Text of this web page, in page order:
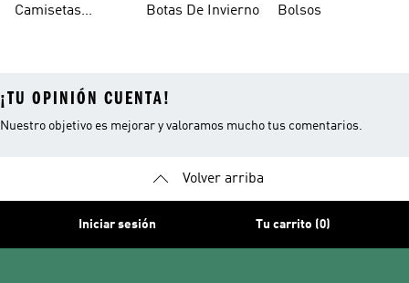
Camisetas
Botas De Invierno
Bolsos
¡TU OPINIÓN CUENTA!
Nuestro objetivo es mejorar y valoramos mucho tus comentarios.
Volver arriba
Iniciar sesión Tu carrito (0)